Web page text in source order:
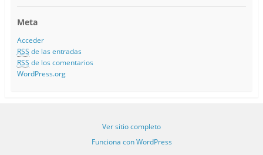
Meta
Acceder
RSS de las entradas
RSS de los comentarios
WordPress.org
Ver sitio completo
Funciona con WordPress